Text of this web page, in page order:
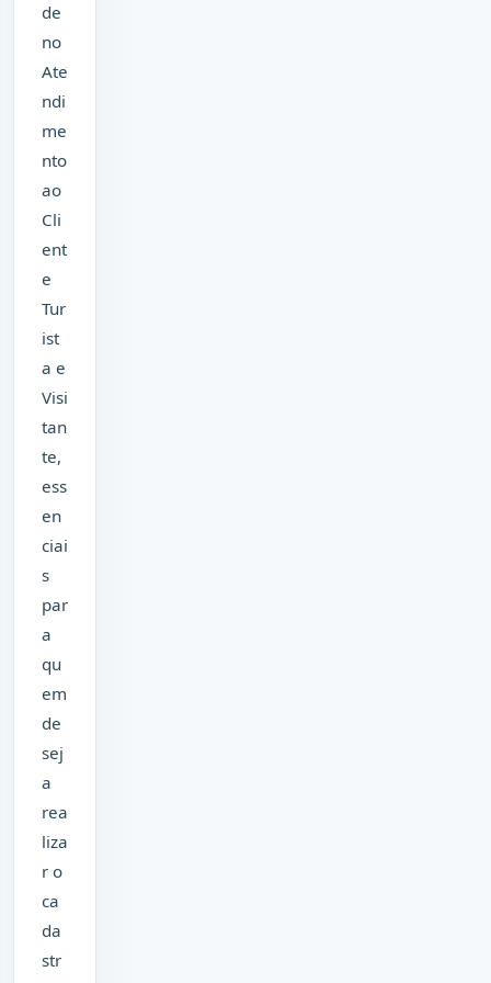
de
no
Ate
ndi
me
nto
ao
Cli
ent
e
Tur
ist
a e
Visi
tan
te,
ess
en
ciai
s
par
a
qu
em
de
sej
a
rea
liza
r o
ca
da
str